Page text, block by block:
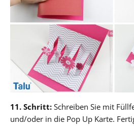
11. Schritt: Schreiben Sie mit
und/oder in die Pop Up Karte.